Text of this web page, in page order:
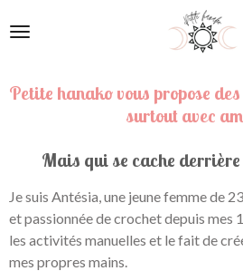
au
principal
Petite hanako vous propose
surtout avec
Mais qui se cache
Je suis Antésia, une jeune femme de
et passionnée de crochet depuis mes
les activités manuelles et le fait de
mes propres mains.